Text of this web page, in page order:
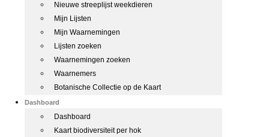
Nieuwe streeplijst weekdieren
Mijn Lijsten
Mijn Waarnemingen
Lijsten zoeken
Waarnemingen zoeken
Waarnemers
Botanische Collectie op de Kaart
Dashboard
Dashboard
Kaart biodiversiteit per hok